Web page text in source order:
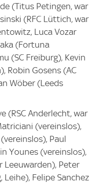
(Titus Petingen, war
(RFC Lüttich, war
Luca Vozar
(Fortuna
(SC Freiburg), Kevin
Robin Gosens (AC
Wöber (Leeds
(RSC Anderlecht, war
(vereinslos),
Paul
Younes (vereinslos),
Leeuwarden), Peter
Leihe), Felipe Sanchez